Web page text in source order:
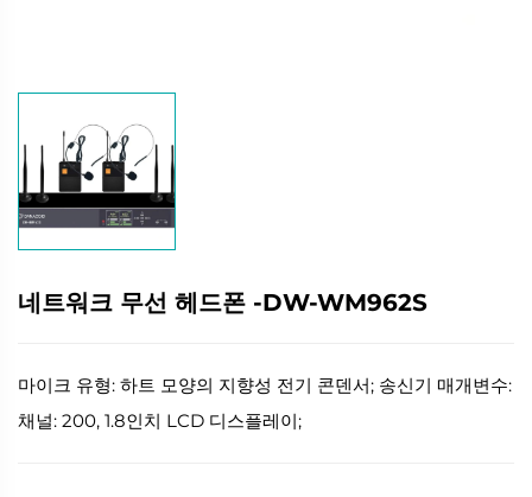
네트워크 무선 헤드폰 -DW-WM962S
마이크 유형: 하트 모양의 지향성 전기 콘덴서; 송신기 매개변수:
채널: 200, 1.8인치 LCD 디스플레이;